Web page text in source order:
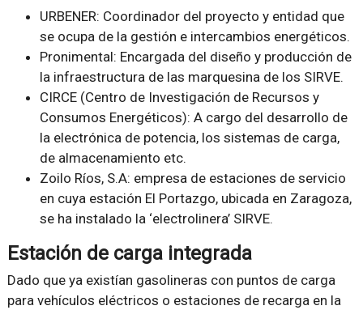
URBENER: Coordinador del proyecto y entidad que
se ocupa de la gestión e intercambios energéticos.
Pronimental: Encargada del diseño y producción de
la infraestructura de las marquesina de los SIRVE.
CIRCE (Centro de Investigación de Recursos y
Consumos Energéticos): A cargo del desarrollo de
la electrónica de potencia, los sistemas de carga,
de almacenamiento etc.
Zoilo Ríos, S.A: empresa de estaciones de servicio
en cuya estación El Portazgo, ubicada en Zaragoza,
se ha instalado la ‘electrolinera’ SIRVE.
Estación de carga integrada
Dado que ya existían gasolineras con puntos de carga
para vehículos eléctricos o estaciones de recarga en la